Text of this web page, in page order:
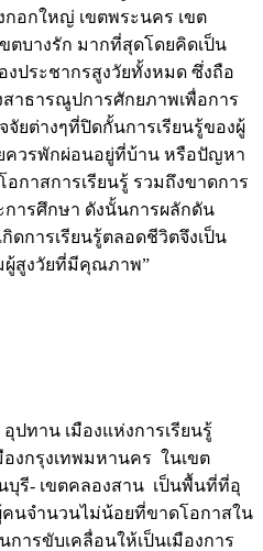
กอกใหญ่ เขตพระนคร เขต
ตบางรัก มากที่สุดโดยคิดเป็น
งประชากรสูงวัยทั้งหมด ซึ่งถือ
าธารณูปการศักยภาพเพื่อการ
ยต่างๆที่ปิดกั้นการเรียนรู้ของผู้
ควรพักผ่อนอยู่ที่บ้าน หรือปัญหา
กาสการเรียนรู้ รวมถึงขาดการ
การศึกษา ดังนั้นการผลักดัน
ดการเรียนรู้ตลอดชีวิตจึงเป็น
ผู้สูงวัยที่มีคุณภาพ”
ปทาน เมืองแห่งการเรียนรู้
องกรุงเทพมหานคร ในเขต
บุรี- เขตคลองสาน เป็นพื้นที่ที่อุ
คนจำนวนไม่น้อยที่ขาดโอกาสใน
การขับเคลื่อนให้เป็นเมืองการ